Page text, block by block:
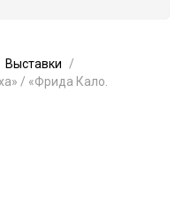
Выставки
/ «Фрида Кало.